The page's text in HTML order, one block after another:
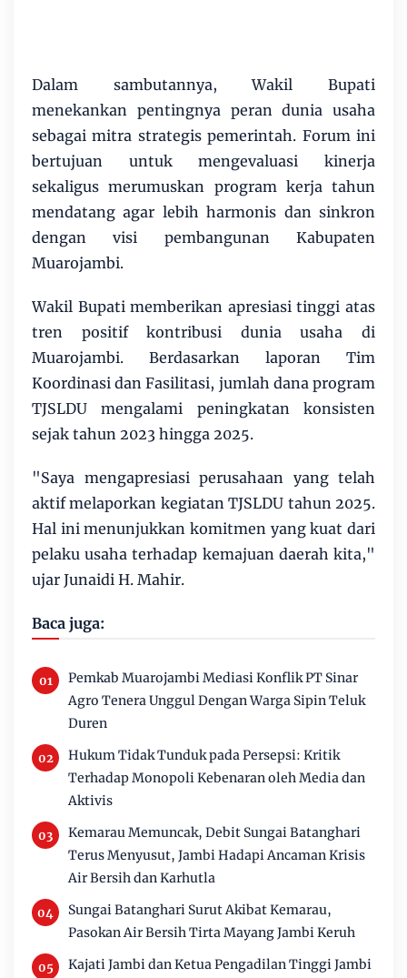
Dalam sambutannya, Wakil Bupati
menekankan pentingnya peran dunia usaha
sebagai mitra strategis pemerintah. Forum ini
bertujuan untuk mengevaluasi kinerja
sekaligus merumuskan program kerja tahun
mendatang agar lebih harmonis dan sinkron
dengan visi pembangunan Kabupaten
Muarojambi.
Wakil Bupati memberikan apresiasi tinggi atas
tren positif kontribusi dunia usaha di
Muarojambi. Berdasarkan laporan Tim
Koordinasi dan Fasilitasi, jumlah dana program
TJSLDU mengalami peningkatan konsisten
sejak tahun 2023 hingga 2025.
"Saya mengapresiasi perusahaan yang telah
aktif melaporkan kegiatan TJSLDU tahun 2025.
Hal ini menunjukkan komitmen yang kuat dari
pelaku usaha terhadap kemajuan daerah kita,"
ujar Junaidi H. Mahir.
Baca juga:
Pemkab Muarojambi Mediasi Konflik PT Sinar
Agro Tenera Unggul Dengan Warga Sipin Teluk
Duren
Hukum Tidak Tunduk pada Persepsi: Kritik
Terhadap Monopoli Kebenaran oleh Media dan
Aktivis
Kemarau Memuncak, Debit Sungai Batanghari
Terus Menyusut, Jambi Hadapi Ancaman Krisis
Air Bersih dan Karhutla
Sungai Batanghari Surut Akibat Kemarau,
Pasokan Air Bersih Tirta Mayang Jambi Keruh
Kajati Jambi dan Ketua Pengadilan Tinggi Jambi